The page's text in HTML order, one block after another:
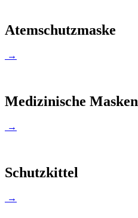
Atemschutzmaske
→
Medizinische Masken
→
Schutzkittel
→